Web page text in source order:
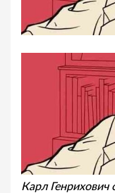
Карл